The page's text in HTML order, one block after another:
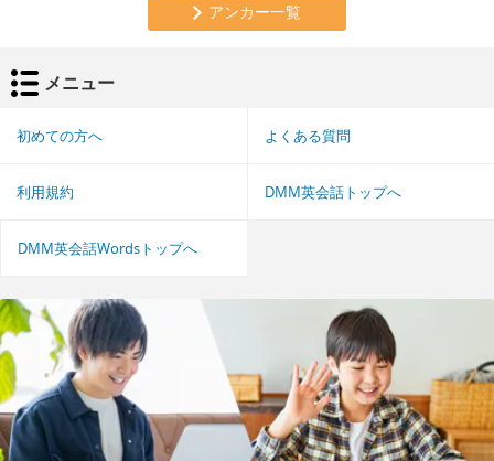
アンカー一覧
メニュー
初めての方へ よくある質問
利用規約 DMM英会話トップへ
DMM英会話Wordsトップへ